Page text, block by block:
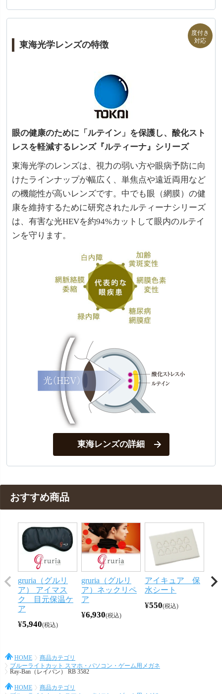
東海光学レンズの特徴
眼の健康のために「ルテイン」を保護し、酸化スト
レスを軽減するレンズ『ルティーナ』シリーズ
東海光学のレンズは、視力の弱い方や眼病予防に向
けたラインナップが幅広く、単焦点や遠近両用など
の機能性が高いレンズです。中でも眼（網膜）の健
康を維持するために研究されたルティーナシリーズ
は、有害な光HEVを約94%カットして眼内のルテイ
ンを守ります。
東海レンズの詳細
おすすめ商品
gruria（グルリ
ア） アイマス
ク 目元保温ケ
ア
¥5,940 税込
gruria（グルリ
ア）ネックリペ
ア
¥6,930 税込
アイキュア 保
水シート
¥550 税込
メ
ー
HOME
商品カテゴリ
ブルーライトカット スマホ・パソコン・ゲーム用メガネ
Ray-Ban（レイバン） RB 3582
HOME
商品カテゴリ